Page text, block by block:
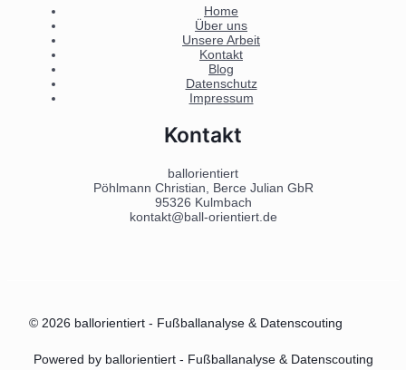
Home
Über uns
Unsere Arbeit
Kontakt
Blog
Datenschutz
Impressum
Kontakt
ballorientiert
Pöhlmann Christian, Berce Julian GbR
95326 Kulmbach
kontakt@ball-orientiert.de
© 2026 ballorientiert - Fußballanalyse & Datenscouting
Powered by ballorientiert - Fußballanalyse & Datenscouting